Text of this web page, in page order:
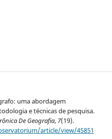
uma abordagem
e técnicas de pesquisa.
De Geografia, 7(19).
article/view/45851